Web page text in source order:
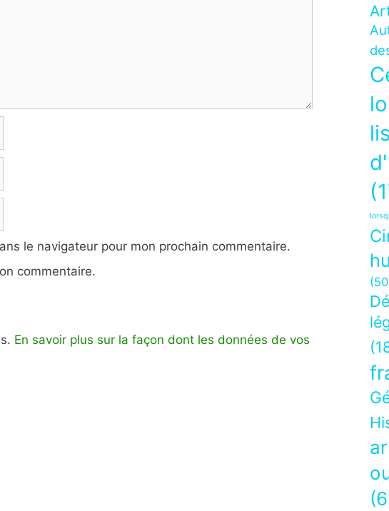
le navigateur pour mon prochain commentaire.
commentaire.
En savoir plus sur la façon dont les données de vos